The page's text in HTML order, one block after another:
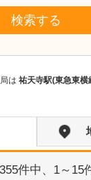
検索する
は 祐天寺駅(東急東横
件中、 1～15